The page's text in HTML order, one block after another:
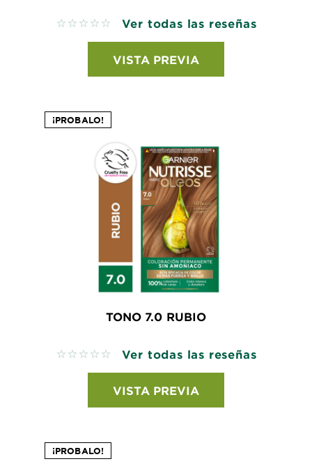
No reviews Ver todas las reseñas
VISTA PREVIA
¡PROBALO!
TONO 7.0 RUBIO
No reviews Ver todas las reseñas
VISTA PREVIA
¡PROBALO!